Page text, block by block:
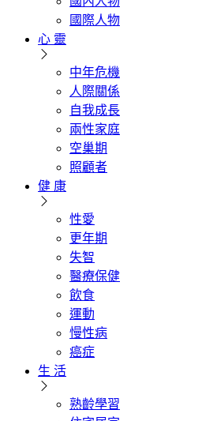
國際人物
心 靈
中年危機
人際關係
自我成長
兩性家庭
空巢期
照顧者
健 康
性愛
更年期
失智
醫療保健
飲食
運動
慢性病
癌症
生 活
熟齡學習